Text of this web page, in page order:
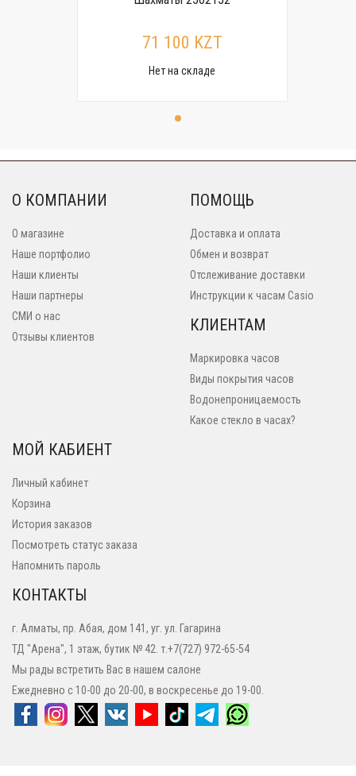
71 100 KZT
Нет на складе
О КОМПАНИИ
О магазине
Наше портфолио
Наши клиенты
Наши партнеры
СМИ о нас
Отзывы клиентов
ПОМОЩЬ
Доставка и оплата
Обмен и возврат
Отслеживание доставки
Инструкции к часам Casio
КЛИЕНТАМ
Маркировка часов
Виды покрытия часов
Водонепроницаемость
Какое стекло в часах?
МОЙ КАБИЕНТ
Личный кабинет
Корзина
История заказов
Посмотреть статус заказа
Напомнить пароль
КОНТАКТЫ
г. Алматы, пр. Абая, дом 141, уг. ул. Гагарина
ТД "Арена", 1 этаж, бутик № 42. т.+7(727) 972-65-54
Мы рады встретить Вас в нашем салоне
Ежедневно с 10-00 до 20-00, в воскресенье до 19-00.